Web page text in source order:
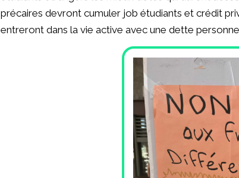
précaires devront cumuler job étudiants et crédit
entreront dans la vie active avec une dette